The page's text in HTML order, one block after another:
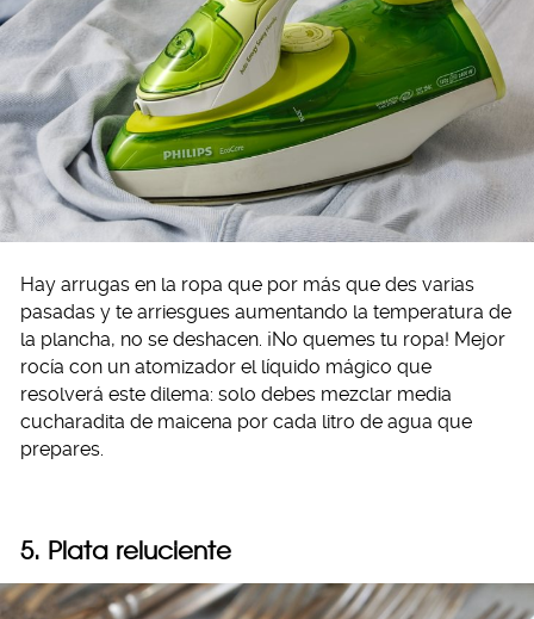
Hay arrugas en la ropa que por más que des varias
pasadas y te arriesgues aumentando la temperatura de
la plancha, no se deshacen. ¡No quemes tu ropa! Mejor
rocía con un atomizador el líquido mágico que
resolverá este dilema: solo debes mezclar media
cucharadita de maicena por cada litro de agua que
prepares.
5. Plata reluciente